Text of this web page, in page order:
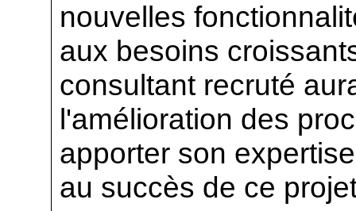
nouvelles
aux besoins
consultant recruté
l'amélioration des
apporter son
au succès de ce